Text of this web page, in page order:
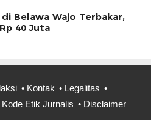
Belawa Wajo Terbakar,
40 Juta
Kontak
Legalitas
Kode Etik Jurnalis Disclaimer